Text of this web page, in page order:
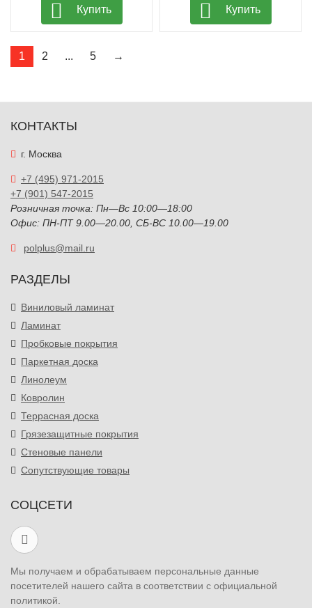
Купить Купить
1 2 ... 5 →
КОНТАКТЫ
г. Москва
+7 (495) 971-2015
+7 (901) 547-2015
Розничная точка: Пн—Вс 10:00—18:00
Офис: ПН-ПТ 9.00—20.00, СБ-ВС 10.00—19.00
polplus@mail.ru
РАЗДЕЛЫ
Виниловый ламинат
Ламинат
Пробковые покрытия
Паркетная доска
Линолеум
Ковролин
Террасная доска
Грязезащитные покрытия
Стеновые панели
Сопутствующие товары
СОЦСЕТИ
Мы получаем и обрабатываем персональные данные
посетителей нашего сайта в соответствии с официальной
политикой.